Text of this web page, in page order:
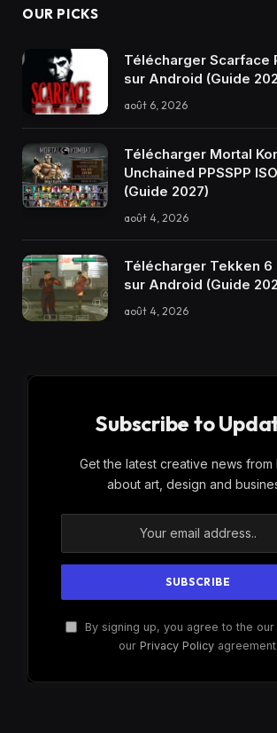
OUR PICKS
Télécharger Scarface
sur Android (Guide
août 6, 2026
Télécharger Mortal
Unchained PPSSPP
(Guide 2027)
août 4, 2026
Télécharger Tekken 6
sur Android (Guide
août 4, 2026
Subscribe to
Get the latest creative news from
about art, design and
By signing up, you agree to the our
our Privacy Policyagreement.